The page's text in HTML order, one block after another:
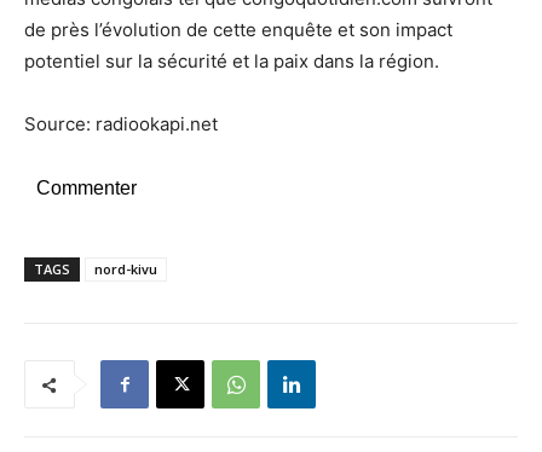
de près l’évolution de cette enquête et son impact
potentiel sur la sécurité et la paix dans la région.
Source: radiookapi.net
Commenter
TAGS nord-kivu